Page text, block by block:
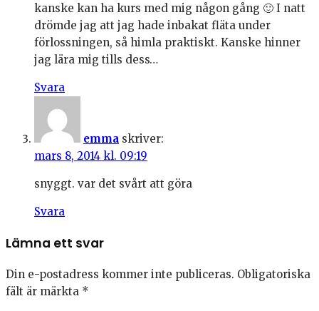
kanske kan ha kurs med mig någon gång 🙂 I natt
drömde jag att jag hade inbakat fläta under
förlossningen, så himla praktiskt. Kanske hinner
jag lära mig tills dess…
Svara
emma skriver:
mars 8, 2014 kl. 09:19
snyggt. var det svårt att göra
Svara
Lämna ett svar
Din e-postadress kommer inte publiceras. Obligatoriska
fält är märkta *